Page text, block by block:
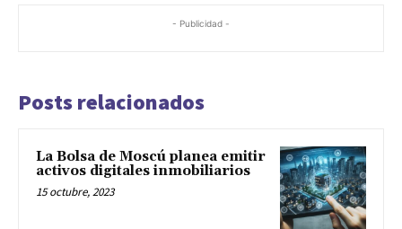
- Publicidad -
Posts relacionados
La Bolsa de Moscú planea emitir
activos digitales inmobiliarios
15 octubre, 2023